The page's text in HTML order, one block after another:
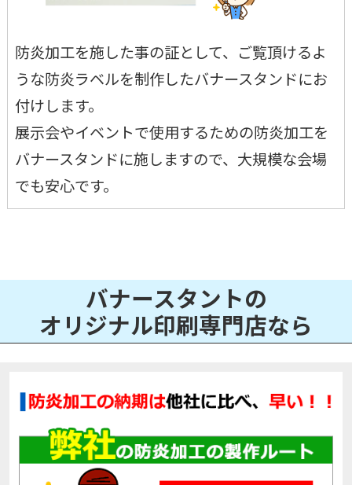
防炎加工を施した事の証として、ご覧頂けるよ
うな防炎ラベルを制作したバナースタンドにお
付けします。
展示会やイベントで使用するための防炎加工を
バナースタンドに施しますので、大規模な会場
でも安心です。
バナースタントの
オリジナル印刷専門店なら